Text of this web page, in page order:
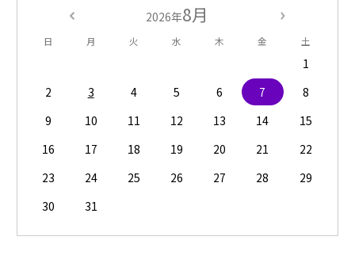
2026年8月
日 月 火 水 木 金 土
1
2
3 4 5 6 7
8
9
10 11 12 13 14
15
16
17 18 19 20 21
22
23
24 25 26 27 28
29
30
31